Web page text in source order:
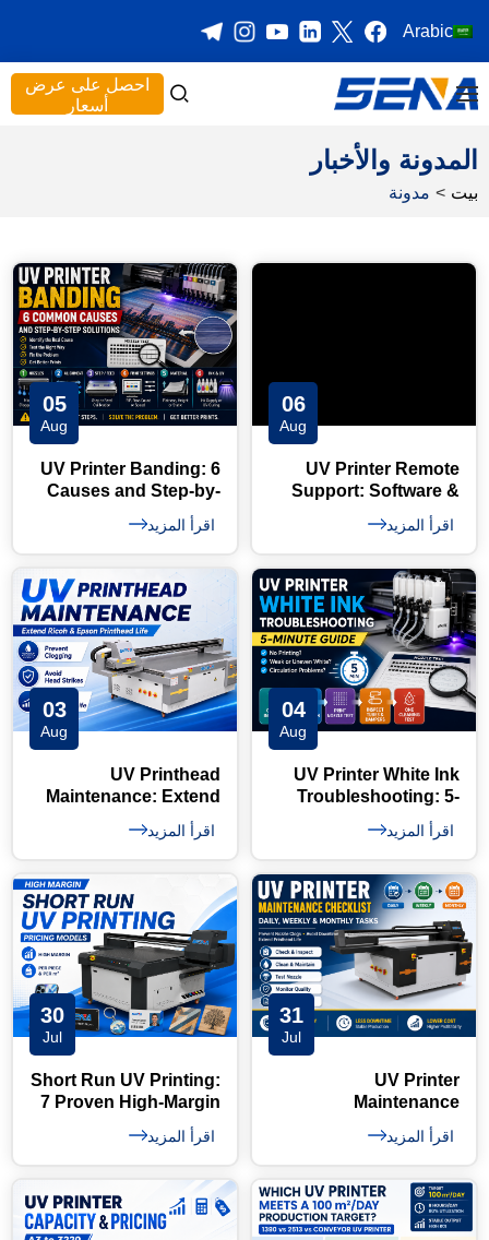
Arabic
احصل على عرض
أسعار
المدونة والأخبار
بيت > مدونة
06
Aug
UV Printer Remote
Support: Software &
Diagnostic Checklist
اقرأ المزيد
05
Aug
UV Printer Banding: 6
Causes and Step-by-
Step Fixes
اقرأ المزيد
04
Aug
UV Printer White Ink
Troubleshooting: 5-
Minute Guide
اقرأ المزيد
03
Aug
UV Printhead
Maintenance: Extend
Ricoh & Epson Head
Life
اقرأ المزيد
31
Jul
UV Printer
Maintenance
Checklist: Daily,
Weekly & Monthly
اقرأ المزيد
30
Jul
Short Run UV Printing:
7 Proven High-Margin
Pricing Models
اقرأ المزيد